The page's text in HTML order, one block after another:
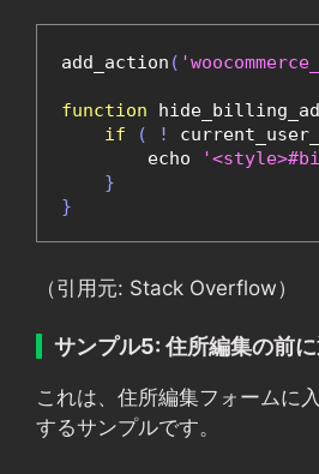
add_action (
function
if
( !
        echo
}
}
（引用元: Stack Overflow）
サンプル5: 住所編集の前
これは、住所編集フォームに
するサンプルです。